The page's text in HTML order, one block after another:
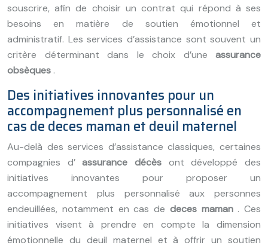
souscrire, afin de choisir un contrat qui répond à ses
besoins en matière de soutien émotionnel et
administratif. Les services d’assistance sont souvent un
critère déterminant dans le choix d’une assurance
obsèques .
Des initiatives innovantes pour un
accompagnement plus personnalisé en
cas de deces maman et deuil maternel
Au-delà des services d’assistance classiques, certaines
compagnies d’assurance décès ont développé des
initiatives innovantes pour proposer un
accompagnement plus personnalisé aux personnes
endeuillées, notamment en cas de deces maman . Ces
initiatives visent à prendre en compte la dimension
émotionnelle du deuil maternel et à offrir un soutien